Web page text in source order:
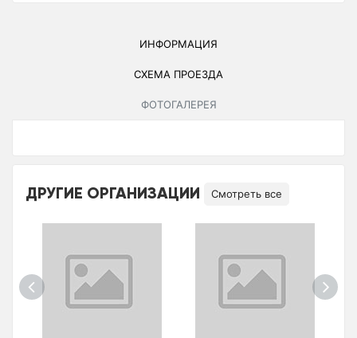
ИНФОРМАЦИЯ
СХЕМА ПРОЕЗДА
ФОТОГАЛЕРЕЯ
ДРУГИЕ ОРГАНИЗАЦИИ Смотреть все